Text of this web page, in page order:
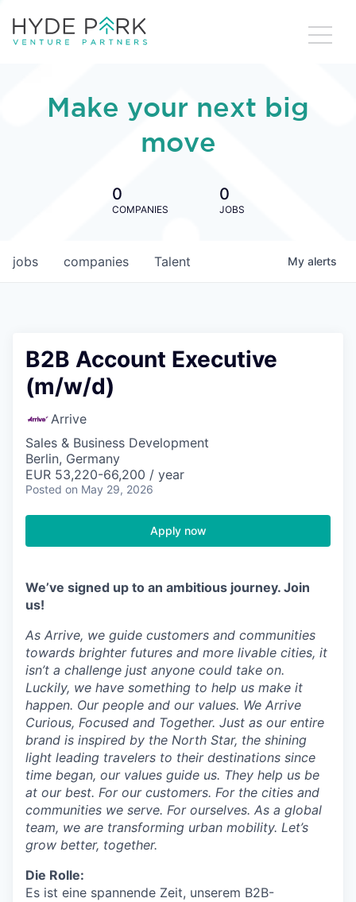
Make your next big
move
0
COMPANIES
0
JOBS
jobs companies Talent My alerts
B2B Account Executive
(m/w/d)
Arrive
Sales & Business Development
Berlin, Germany
EUR 53,220-66,200 / year
Posted on May 29, 2026
Apply now
We’ve signed up to an ambitious journey. Join
us!
As Arrive, we guide customers and communities
towards brighter futures and more livable cities, it
isn’t a challenge just anyone could take on.
Luckily, we have something to help us make it
happen. Our people and our values. We Arrive
Curious, Focused and Together. Just as our entire
brand is inspired by the North Star, the shining
light leading travelers to their destinations since
time began, our values guide us. They help us be
at our best. For our customers. For the cities and
communities we serve. For ourselves. As a global
team, we are transforming urban mobility. Let’s
grow better, together.
Die Rolle:
Es ist eine spannende Zeit, unserem B2B-